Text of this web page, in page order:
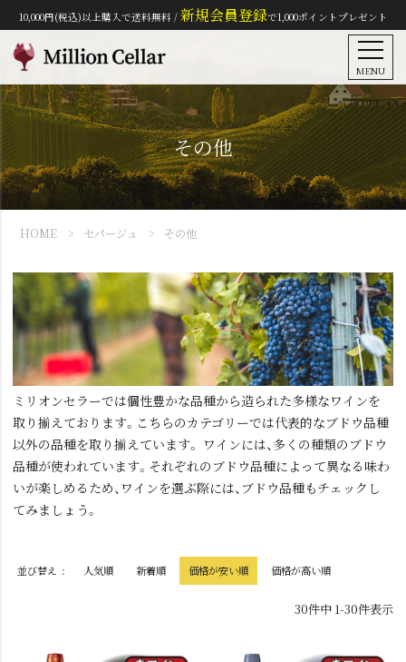
10,000円(税込)以上購入で送料無料 / 新規会員登録で1,000ポイントプレゼント
MENU
その他
HOME セパージュ その他
ミリオンセラーでは個性豊かな品種から造られた多様なワインを
取り揃えております。こちらのカテゴリーでは代表的なブドウ品種
以外の品種を取り揃えています。 ワインには、多くの種類のブドウ
品種が使われています。それぞれのブドウ品種によって異なる味わ
いが楽しめるため、ワインを選ぶ際には、ブドウ品種もチェックし
てみましょう。
並び替え 人気順 新着順 価格が安い順 価格が高い順
30件中 1-30件表示